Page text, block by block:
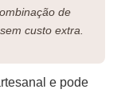
de
custo extra.
e pode